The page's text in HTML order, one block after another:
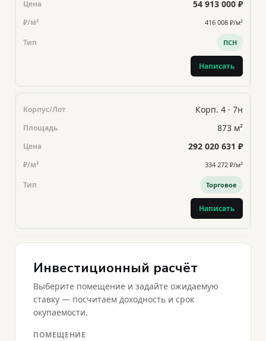
54 913 000 ₽
416 008 ₽/м²
ПСН
Написать
Корп. 4 · 7н
873 м²
292 020 631 ₽
334 272 ₽/м²
Торговое
Написать
Инвестиционный расчёт
Выберите помещение и задайте ожидаемую
ставку — посчитаем доходность и срок
окупаемости.
ПОМЕЩЕНИЕ